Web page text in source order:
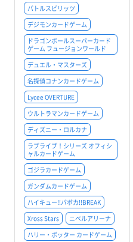
バトルスピリッツ
デジモンカードゲーム
ドラゴンボールスーパーカード
ゲーム フュージョンワールド
デュエル・マスターズ
名探偵コナンカードゲーム
Lycee OVERTURE
ウルトラマンカードゲーム
ディズニー・ロルカナ
ラブライブ！シリーズ オフィシ
ャルカードゲーム
ゴジラカードゲーム
ガンダムカードゲーム
ハイキュー!!バボカ!!BREAK
Xross Stars
ニベルアリーナ
ハリー・ポッター カードゲーム